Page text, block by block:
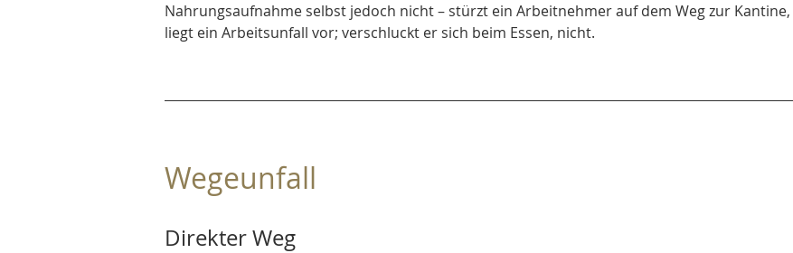
Nahrungsaufnahme selbst jedoch nicht – stürzt ein Arbeitnehmer auf dem Weg zur Kantine,
liegt ein Arbeitsunfall vor; verschluckt er sich beim Essen, nicht.
Wegeunfall
Direkter Weg